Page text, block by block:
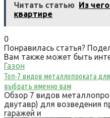
Читать статью Из
квартире
0
Понравилась статья?
Вам также может быть
Газон
Топ‑7 видов металлопроката
выбрать именно вам
Обзор 7 видов
двутавр) для возведения
гаражей и